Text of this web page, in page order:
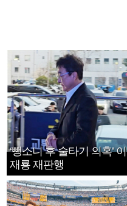
‘뺑소니 후 술타기 의혹’ 이
재룡 재판행